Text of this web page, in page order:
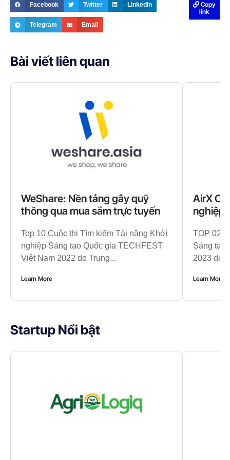
Facebook Twitter LinkedIn
Telegram Email
Copy
link
Bài viết liên quan
WeShare: Nền tảng gây quỹ
thông qua mua sắm trực tuyến
Top 10 Cuộc thi Tìm kiếm Tài năng Khởi
nghiệp Sáng tạo Quốc gia TECHFEST
Việt Nam 2022 do Trung...
Learn More
AirX
nghiệp
TOP 02
Sáng tạo
2023 do
Learn More
Startup Nổi bật